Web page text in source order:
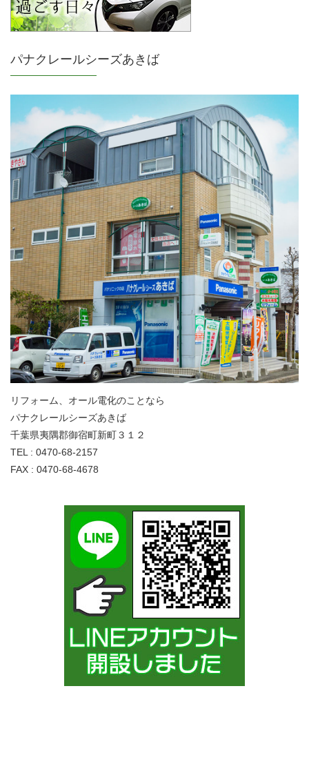
パナクレールシーズあきば
リフォーム、オール電化のことなら
パナクレールシーズあきば
千葉県夷隅郡御宿町新町３１２
TEL : 0470-68-2157
FAX : 0470-68-4678